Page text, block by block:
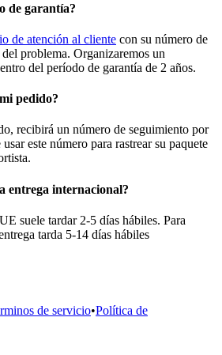
de garantía?
de atención al cliente con su número de
problema. Organizaremos un
del período de garantía de 2 años.
pedido?
recibirá un número de seguimiento por
este número para rastrear su paquete
entrega internacional?
suele tardar 2-5 días hábiles. Para
tarda 5-14 días hábiles
de servicio•Política de